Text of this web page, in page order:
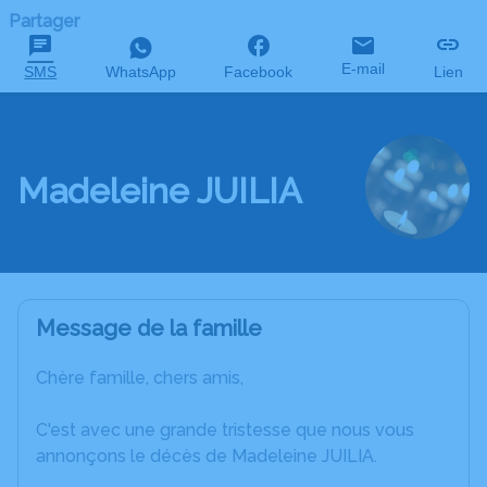
Partager
SMS WhatsApp Facebook E-mail Lien
Madeleine JUILIA
Message de la famille
Chère famille, chers amis,
C'est avec une grande tristesse que nous vous
annonçons le décès de Madeleine JUILIA.